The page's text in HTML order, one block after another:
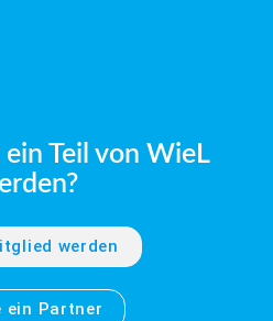
Teil von WieL
werden
ein Partner